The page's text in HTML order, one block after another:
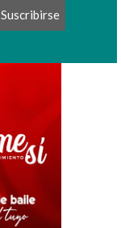
Suscribirse